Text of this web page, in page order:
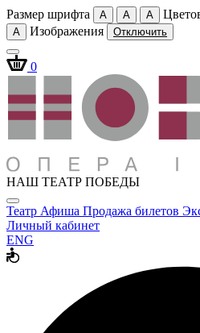
Размер шрифта A A A
A
Изображения Отключить
0
НАШ ТЕАТР ПОБЕДЫ
Театр Афиша Продажа билетов
Личный кабинет
ENG